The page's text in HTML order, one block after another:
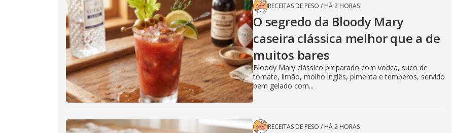
RECEITAS DE PESO / HÁ 2 HORAS
O segredo da Bloody Mary
caseira clássica melhor que a de
muitos bares
Bloody Mary clássico preparado com vodca, suco de
tomate, limão, molho inglês, pimenta e temperos, servido
bem gelado com...
RECEITAS DE PESO / HÁ 2 HORAS